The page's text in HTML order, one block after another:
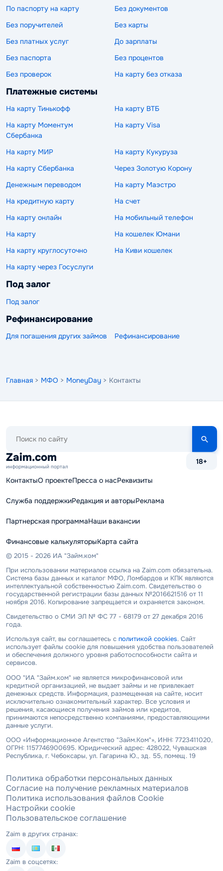
По паспорту на карту
Без документов
Без поручителей
Без карты
Без платных услуг
До зарплаты
Без паспорта
Без процентов
Без проверок
На карту без отказа
Платежные системы
На карту Тинькофф
На карту ВТБ
На карту Моментум
Сбербанка
На карту Visa
На карту МИР
На карту Кукуруза
На карту Сбербанка
Через Золотую Корону
Денежным переводом
На карту Маэстро
На кредитную карту
На счет
На карту онлайн
На мобильный телефон
На карту
На кошелек Юмани
На карту круглосуточно
На Киви кошелек
На карту через Госуслуги
Под залог
Под залог
Рефинансирование
Для погашения других займов Рефинансирование
Главная > МФО > MoneyDay > Контакты
сайту
Zaim.com
информационный портал
18+
КонтактыО проектеПресса о насРеквизиты
Служба поддержкиРедакция и авторыРеклама
Партнерская программаНаши вакансии
Финансовые калькуляторыКарта сайта
© 2015 - 2026 ИА "Займ.ком"
При использовании материалов ссылка на Zaim.com обязательна.
Система базы данных и каталог МФО, Ломбардов и КПК являются
интеллектуальной собственностью Zaim.com. Свидетельство о
государственной регистрации базы данных №2016621516 от 11
ноября 2016. Копирование запрещается и охраняется законом.
Свидетельство о СМИ ЭЛ № ФС 77 - 68179 от 27 декабря 2016
года.
Используя сайт, вы соглашаетесь с политикой cookies. Сайт
использует файлы cookie для повышения удобства пользователей
и обеспечения должного уровня работоспособности сайта и
сервисов.
ООО "ИА "Займ.ком" не является микрофинансовой или
кредитной организацией, не выдает займы и не привлекает
денежных средств. Информация, размещенная на сайте, носит
исключительно ознакомительный характер. Все условия и
решения, касающиеся получения займов или кредитов,
принимаются непосредственно компаниями, предоставляющими
данные услуги.
ООО «Информационное Агентство "Займ.Ком"», ИНН: 7723411020,
ОГРН: 1157746900695. Юридический адрес: 428022, Чувашская
Республика, г. Чебоксары, ул. Гагарина Ю., зд. 55, помещ. 19
Политика обработки персональных данных
Согласие на получение рекламных материалов
Политика использования файлов Cookie
Настройки cookie
Пользовательское соглашение
Zaim в других странах:
Zaim в соцсетях: